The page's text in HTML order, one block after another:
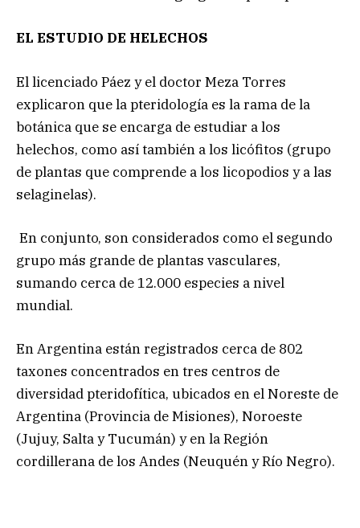
EL ESTUDIO DE HELECHOS
El licenciado Páez y el doctor Meza Torres
explicaron que la pteridología es la rama de la
botánica que se encarga de estudiar a los
helechos, como así también a los licófitos (grupo
de plantas que comprende a los licopodios y a las
selaginelas).
En conjunto, son considerados como el segundo
grupo más grande de plantas vasculares,
sumando cerca de 12.000 especies a nivel
mundial.
En Argentina están registrados cerca de 802
taxones concentrados en tres centros de
diversidad pteridofítica, ubicados en el Noreste de
Argentina (Provincia de Misiones), Noroeste
(Jujuy, Salta y Tucumán) y en la Región
cordillerana de los Andes (Neuquén y Río Negro).